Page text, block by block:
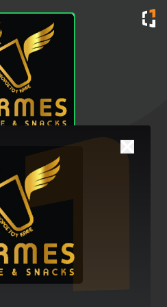
Coffee
απόλαυση του 💯 καλού
καφέ !
τώρα: